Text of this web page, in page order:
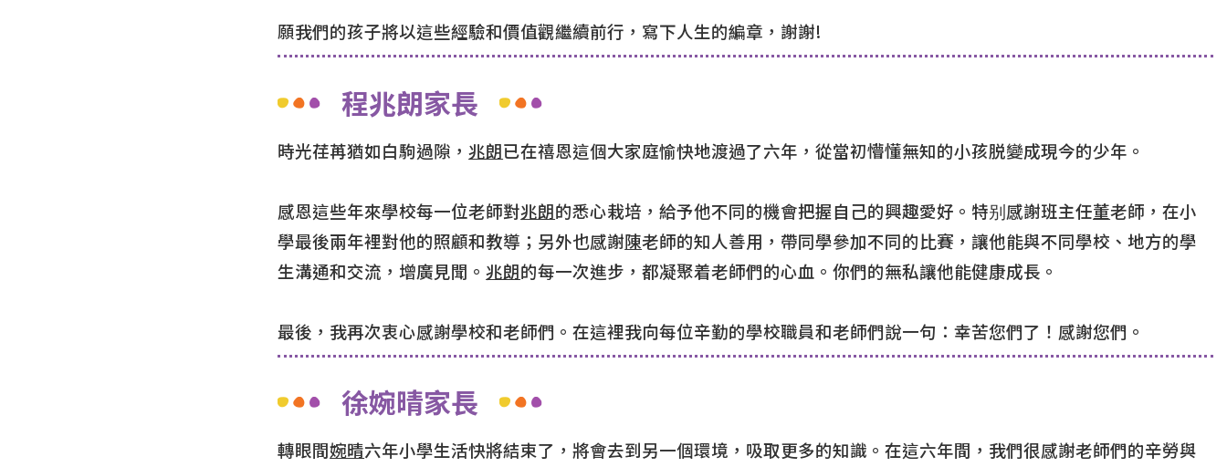
願我們的孩子將以這些經驗和價值觀繼續前行，寫下人生的編章，謝謝!
程兆朗家長
時光荏苒猶如白駒過隙，兆朗已在禧恩這個大家庭愉快地渡過了六年，從當初懵懂無知的小孩脱變成現今的少年。
感恩這些年來學校每一位老師對兆朗的悉心栽培，給予他不同的機會把握自己的興趣愛好。特别感謝班主任董老師，在小
學最後兩年裡對他的照顧和教導；另外也感謝陳老師的知人善用，帶同學參加不同的比賽，讓他能與不同學校、地方的學
生溝通和交流，增廣見聞。兆朗的每一次進步，都凝聚着老師們的心血。你們的無私讓他能健康成長。
最後，我再次衷心感謝學校和老師們。在這裡我向每位辛勤的學校職員和老師們說一句：幸苦您們了！感謝您們。
徐婉晴家長
轉眼間婉晴六年小學生活快將結束了，將會去到另一個環境，吸取更多的知識。在這六年間，我們很感謝老師們的辛勞與